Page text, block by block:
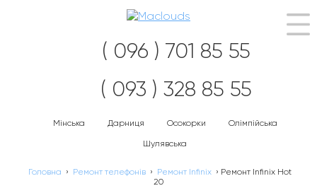
( 096 ) 701 85 55
( 093 ) 328 85 55
Мінська Дарниця Осокорки Олімпійська
Шулявська
Головна › Ремонт телефонів › Ремонт Infinix › Ремонт Infinix Hot
20